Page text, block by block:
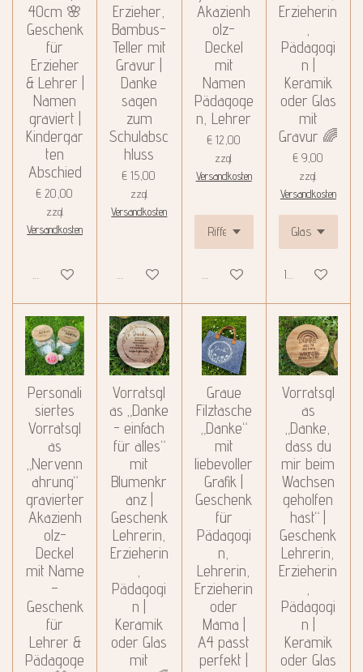
40cm 🌸
Geschenk
für
Erzieher
& Lehrer |
Namen
graviert |
Kindergar
ten
Abschied
€ 20,00
zzgl.
Versandkosten
Details anzeigen
Erzieher,
Bambus-
Teller mit
Gravur |
Danke
sagen
zum
Schulabsc
hluss
€ 15,00
zzgl.
Versandkosten
Details anzeigen
Akazienh
olz-
Deckel
mit
Namen
Pädagoge
n, Lehrer
€ 12,00
zzgl.
Versandkosten
Details anzeigen
Erzieherin
Pädagogi
n |
Keramik
oder Glas
mit
Gravur 🌈
€ 9,00
zzgl.
Versandkosten
In den
Personali
siertes
Vorratsgl
as
„Nervenn
ahrung“
gravierter
Akazienh
olz-
Deckel
mit Name
–
Geschenk
für
Lehrer &
Pädagoge
Vorratsgl
as „Danke
- einfach
für alles“
mit
Blumenkr
anz |
Geschenk
Lehrerin,
Erzieherin
Pädagogi
n |
Keramik
oder Glas
mit
Graue
Filztasche
„Danke“
mit
liebevoller
Grafik |
Geschenk
für
Pädagogi
n,
Lehrerin,
Erzieherin
oder
Mama |
A4 passt
perfekt |
Vorratsgl
as
„Danke,
dass du
mir beim
Wachsen
geholfen
hast“ |
Geschenk
Lehrerin,
Erzieherin
Pädagogi
n |
Keramik
oder Glas